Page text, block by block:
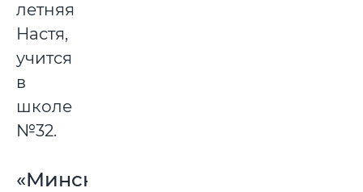
летняя
Настя,
учится
в
школе
№32.
«Минск